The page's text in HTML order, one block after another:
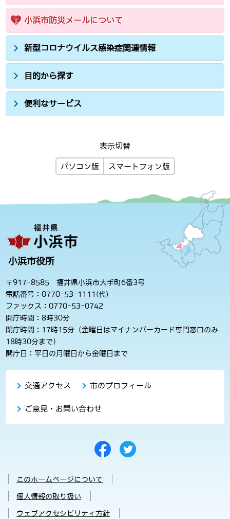
小浜市防災メールについて
新型コロナウイルス感染症関連情報
目的から探す
便利なサービス
表示切替
パソコン版 スマートフォン版
小浜市役所
〒917-8585 福井県小浜市大手町6番3号
電話番号：0770-53-1111(代)
ファックス：0770-53-0742
開庁時間：8時30分
閉庁時間：17時15分（金曜日はマイナンバーカード専門窓口のみ
18時30分まで）
開庁日：平日の月曜日から金曜日まで
交通アクセス 市のプロフィール
ご意見・お問い合わせ
このホームページについて
個人情報の取り扱い
ウェブアクセシビリティ方針